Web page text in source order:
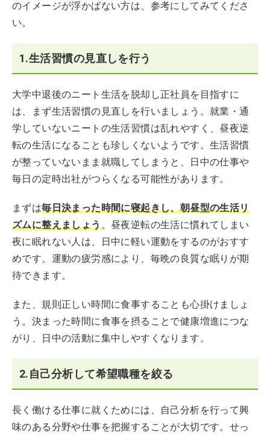
のイメージが浮かばない方は、参考にしてみてくださ
い。
1.生活習慣の見直しを行う
大学中退後のニート生活を脱却し正社員を目指すに
は、まず生活習慣の見直しを行いましょう。就業・通
学していないニートの生活習慣は乱れやすく、昼夜逆
転の生活になることも珍しくないようです。生活習慣
が整っていないまま就職してしまうと、日中の仕事や
毎日の定時出社がつらくなる可能性があります。
まずは毎日決まった時間に寝起きし、朝昼型の生活リ
ズムに整えましょう 。昼夜逆転の生活に慣れてしまい
夜に眠れない人は、日中に軽い運動をするのがおすす
めです。運動の疲労感により、毎晩の良質な眠りが期
待できます。
また、規則正しい時間に食事することも心掛けましょ
う。決まった時間に食事を摂ることで健康増進につな
がり、日中の活動に集中しやすくなります。
2.自己分析して希望職種を絞る
長く働ける仕事に就くためには、自己分析を行って興
味のある分野や仕事を把握することが大切です。せっ